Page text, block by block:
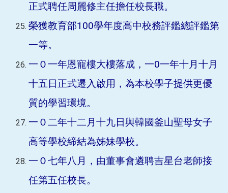
正式聘任周麗修主任擔任校長職。
榮獲教育部100學年度高中校務評鑑總評鑑第
一等。
一０一年恩寵樓大樓落成，一0一年十月十月
十五日正式遷入啟用，為本校學子提供更優
質的學習環境。
一０二年十二月十九日與韓國釜山聖母女子
高等學校締結為姊妹學校。
一０七年八月，由董事會遴聘吉星台老師接
任第五任校長。